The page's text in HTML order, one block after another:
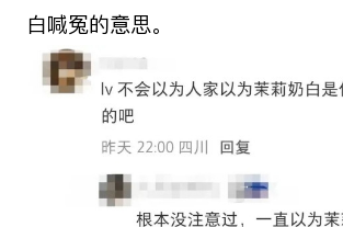
白喊冤的意思。